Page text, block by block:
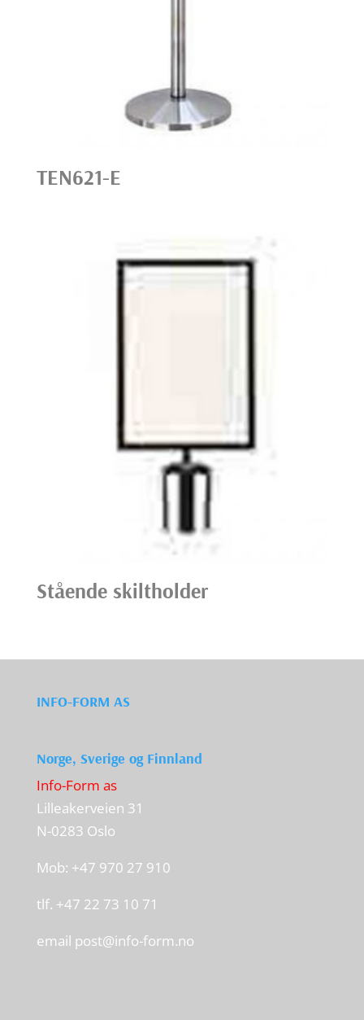
TEN621-E
Stående skiltholder
INFO-FORM AS
Norge, Sverige og Finnland
Info-Form as
Lilleakerveien 31
N-0283 Oslo
Mob: +47 970 27 910
tlf. +47 22 73 10 71
email post@info-form.no